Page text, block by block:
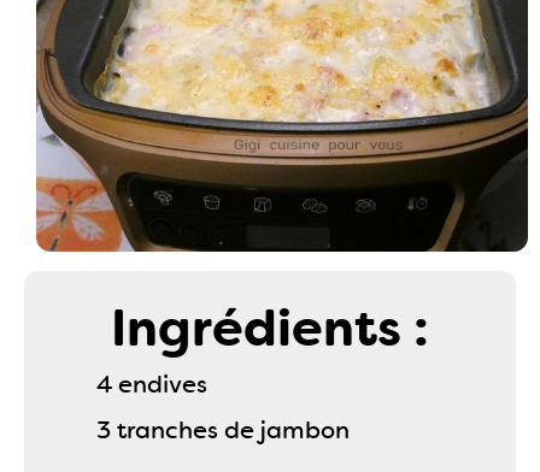
Ingrédients :
4 endives
3 tranches de jambon